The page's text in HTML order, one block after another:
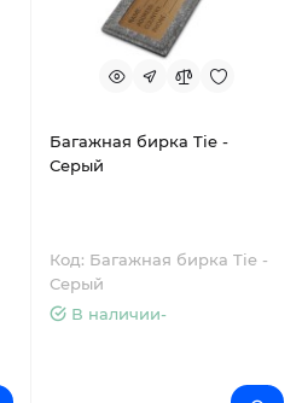
Багажная бирка Tie -
Серый
Код: Багажная бирка Tie -
Серый
В наличии-